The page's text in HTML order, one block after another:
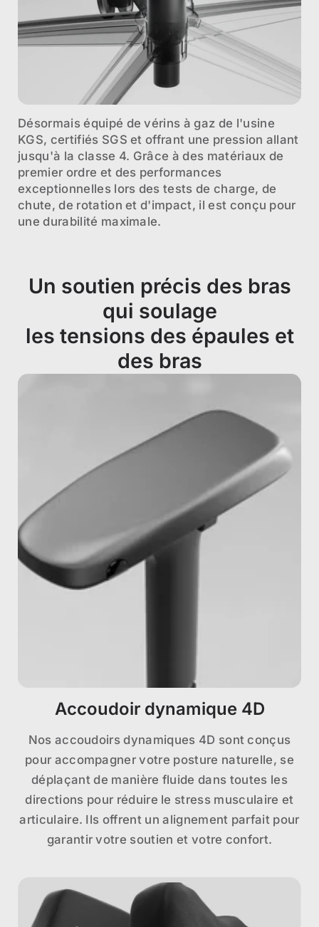
Désormais équipé de vérins à gaz de l'usine
KGS, certifiés SGS et offrant une pression allant
jusqu'à la classe 4. Grâce à des matériaux de
premier ordre et des performances
exceptionnelles lors des tests de charge, de
chute, de rotation et d'impact, il est conçu pour
une durabilité maximale.
Un soutien précis des bras
qui soulage
les tensions des épaules et
des bras
Accoudoir dynamique 4D
Nos accoudoirs dynamiques 4D sont conçus
pour accompagner votre posture naturelle, se
déplaçant de manière fluide dans toutes les
directions pour réduire le stress musculaire et
articulaire. Ils offrent un alignement parfait pour
garantir votre soutien et votre confort.